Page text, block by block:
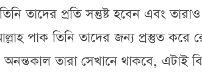
তাদের প্রতি সন্তুষ্ট হবেন এবং
পাক তিনি তাদের জন্য প্রস্তুত করে
অনন্তকাল তারা সেখানে থাকবে, এটাই